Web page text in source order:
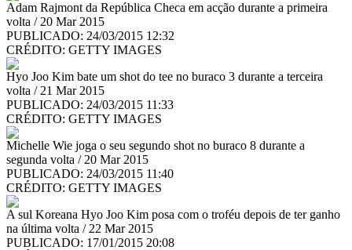
Adam Rajmont da República Checa em acção durante a primeira
volta / 20 Mar 2015
PUBLICADO: 24/03/2015 12:32
CRÉDITO: GETTY IMAGES
Hyo Joo Kim bate um shot do tee no buraco 3 durante a terceira
volta / 21 Mar 2015
PUBLICADO: 24/03/2015 11:33
CRÉDITO: GETTY IMAGES
Michelle Wie joga o seu segundo shot no buraco 8 durante a
segunda volta / 20 Mar 2015
PUBLICADO: 24/03/2015 11:40
CRÉDITO: GETTY IMAGES
A sul Koreana Hyo Joo Kim posa com o troféu depois de ter ganho
na última volta / 22 Mar 2015
PUBLICADO: 17/01/2015 20:08